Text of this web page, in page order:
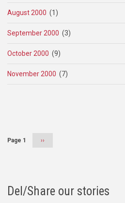
August 2000 (1)
September 2000 (3)
October 2000 (9)
November 2000 (7)
Page 1
Next
››
Del/Share our stories